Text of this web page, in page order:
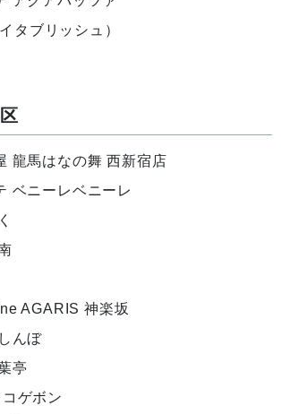
タブリッシュ）
龍馬はなの舞 西新宿店
ベニーレベニーレ
AGARIS 神楽坂
んぼ
亭
ゲボン